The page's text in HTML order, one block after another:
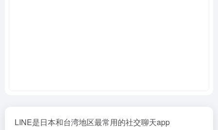
LINE是日本和台湾地区最常用的社交聊天app